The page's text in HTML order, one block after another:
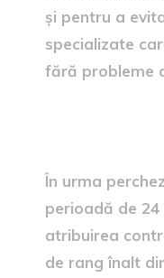
și pentru a
specializate
fără probleme
În urma
perioadă de
atribuirea
de rang înalt